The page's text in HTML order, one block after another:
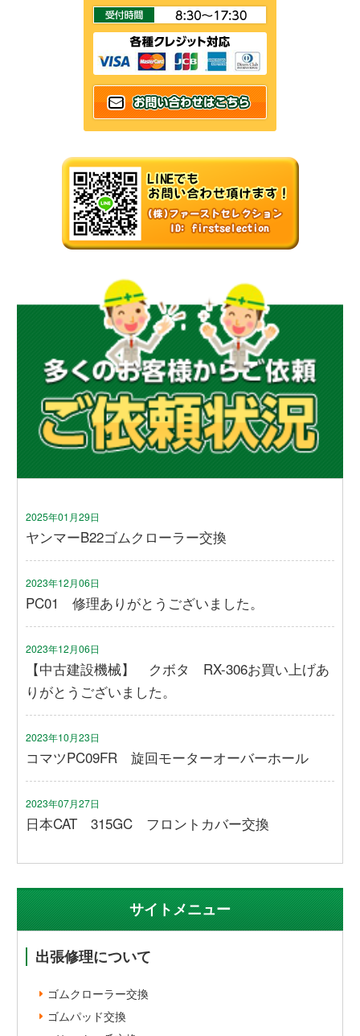
2025年01月29日
ヤンマーB22ゴムクローラー交換
2023年12月06日
PC01 修理ありがとうございました。
2023年12月06日
【中古建設機械】 クボタ RX-306お買い上げあ
りがとうございました。
2023年10月23日
コマツPC09FR 旋回モーターオーバーホール
2023年07月27日
日本CAT 315GC フロントカバー交換
サイトメニュー
出張修理について
ゴムクローラー交換
ゴムパッド交換